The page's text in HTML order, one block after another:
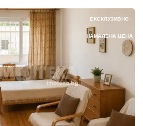
ЕКСКЛУЗИВНО
НАМАЛЕНА ЦЕНА